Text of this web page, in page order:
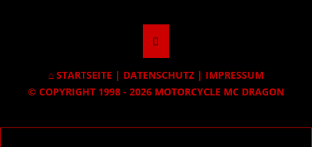
STARTSEITE | DATENSCHUTZ| IMPRESSUM
© COPYRIGHT 1998 - 2026 MOTORCYCLE MC DRAGON